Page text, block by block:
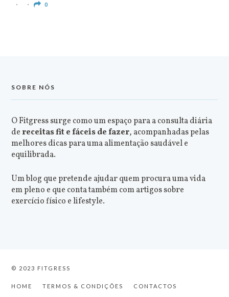
0
SOBRE NÓS
O Fitgress surge como um espaço para a consulta diária
dereceitas fit e fáceis de fazer, acompanhadas pelas
melhores dicas para uma alimentação saudável e
equilibrada.
Um blog que pretende ajudar quem procura uma vida
em pleno e que conta também com artigos sobre
exercício físico e lifestyle.
© 2023 FITGRESS
HOME TERMOS & CONDIÇÕES CONTACTOS